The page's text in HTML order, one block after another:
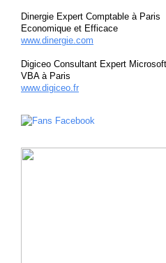
Dinergie Expert Comptable à Paris
Economique et Efficace
www.dinergie.com
Digiceo Consultant Expert
VBA à Paris
www.digiceo.fr